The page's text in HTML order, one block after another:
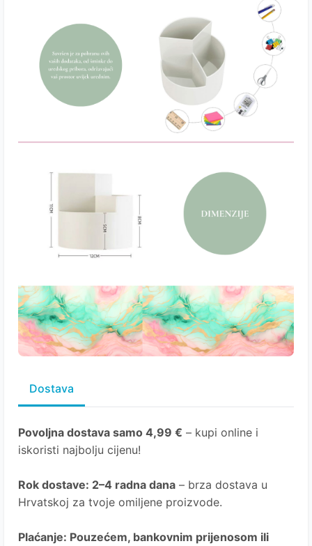
Dostava
Povoljna dostava samo 4,99 € – kupi online i
iskoristi najbolju cijenu!
Rok dostave: 2–4 radna dana – brza dostava u
Hrvatskoj za tvoje omiljene proizvode.
Plaćanje: Pouzećem, bankovnim prijenosom ili